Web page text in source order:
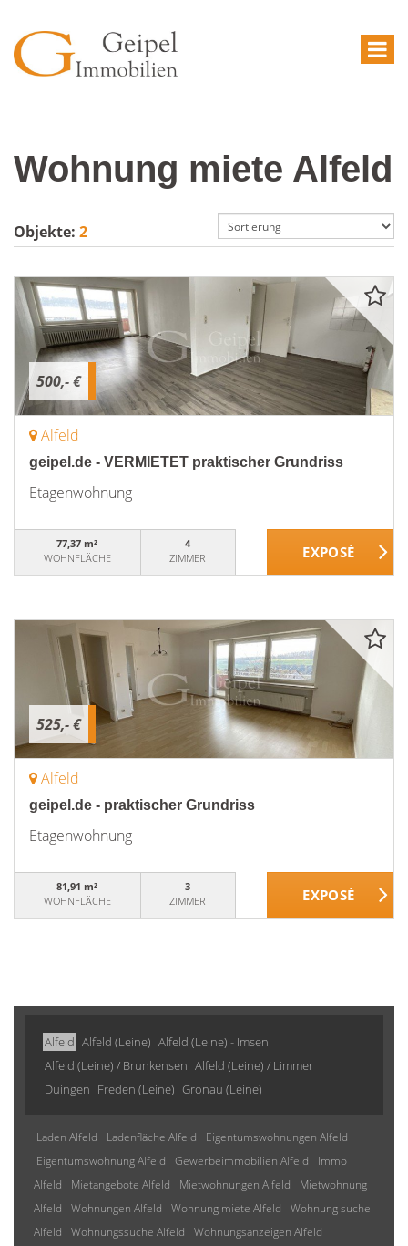
Wohnung miete Alfeld
Objekte: 2
500,- €
Alfeld
geipel.de - VERMIETET praktischer Grundriss
Etagenwohnung
77,37 m²
WOHNFLÄCHE
4
ZIMMER
525,- €
Alfeld
geipel.de - praktischer Grundriss
Etagenwohnung
81,91 m²
WOHNFLÄCHE
3
ZIMMER
Alfeld Alfeld (Leine) Alfeld (Leine) - Imsen
Alfeld (Leine) / Brunkensen Alfeld (Leine) / Limmer
Duingen Freden (Leine) Gronau (Leine)
Laden Alfeld Ladenfläche Alfeld
Eigentumswohnungen Alfeld
Eigentumswohnung Alfeld
Gewerbeimmobilien Alfeld
Immo
Alfeld
Mietangebote Alfeld Mietwohnungen Alfeld
Mietwohnung
Alfeld
Wohnungen Alfeld Wohnung miete Alfeld
Wohnung suche
Alfeld
Wohnungssuche Alfeld
Wohnungsanzeigen Alfeld